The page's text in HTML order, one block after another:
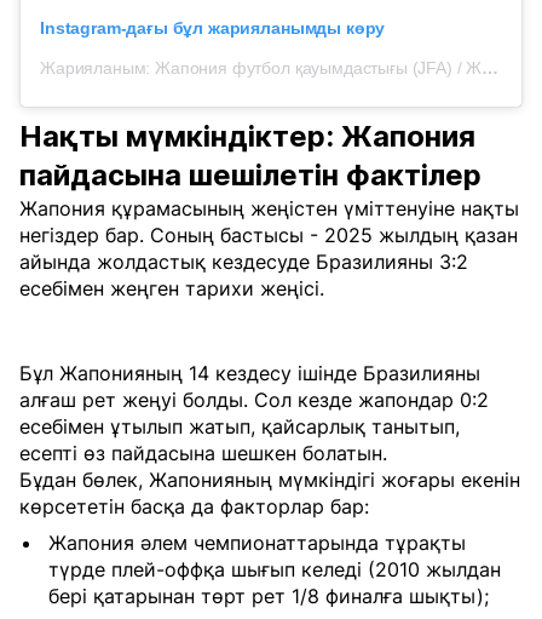
Instagram-дағы бұл жарияланымды көру
Жарияланым: Жапония футбол қауымдастығы (JFA) / Жапония ұлттық құрамасы / Надэсико Жапония (@japanfootballassociation)
Нақты мүмкіндіктер: Жапония
пайдасына шешілетін фактілер
Жапония құрамасының жеңістен үміттенуіне нақты
негіздер бар. Соның бастысы - 2025 жылдың қазан
айында жолдастық кездесуде Бразилияны 3:2
есебімен жеңген тарихи жеңісі.
Бұл Жапонияның 14 кездесу ішінде Бразилияны
алғаш рет жеңуі болды. Сол кезде жапондар 0:2
есебімен ұтылып жатып, қайсарлық танытып,
есепті өз пайдасына шешкен болатын.
Бұдан бөлек, Жапонияның мүмкіндігі жоғары екенін
көрсететін басқа да факторлар бар:
Жапония әлем чемпионаттарында тұрақты
түрде плей-оффқа шығып келеді (2010 жылдан
бері қатарынан төрт рет 1/8 финалға шықты);